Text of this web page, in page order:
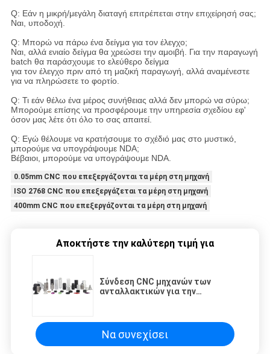
Q: Εάν η μικρή/μεγάλη διαταγή επιτρέπεται στην επιχείρησή σας;
Ναι, υποδοχή.
Q: Μπορώ να πάρω ένα δείγμα για τον έλεγχο;
Ναι, αλλά ενιαίο δείγμα θα χρεώσει την αμοιβή. Για την παραγωγή
batch θα παράσχουμε το ελεύθερο δείγμα
για τον έλεγχο πριν από τη μαζική παραγωγή, αλλά αναμένεστε
για να πληρώσετε το φορτίο.
Q: Τι εάν θέλω ένα μέρος συνήθειας αλλά δεν μπορώ να σύρω;
Μπορούμε επίσης να προσφέρουμε την υπηρεσία σχεδίου εφ'
όσον μας λέτε ότι όλο το σας απαιτεί.
Q: Εγώ θέλουμε να κρατήσουμε το σχέδιό μας στο μυστικό,
μπορούμε να υπογράψουμε NDA;
Βέβαιοι, μπορούμε να υπογράψουμε NDA.
0.05mm CNC που επεξεργάζονται τα μέρη στη μηχανή
ISO 2768 CNC που επεξεργάζεται τα μέρη στη μηχανή
400mm CNC που επεξεργάζονται τα μέρη στη μηχανή
Αποκτήστε την καλύτερη τιμή για
Σύνδεση CNC μηχανών των
ανταλλακτικών για την
Να συνεχίσει